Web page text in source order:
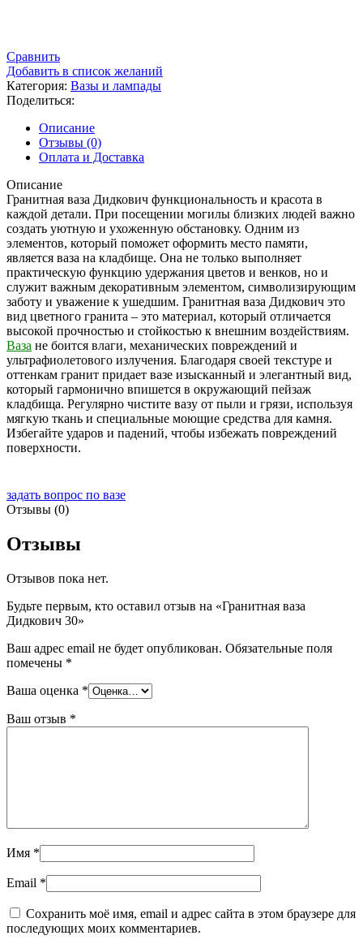
Сравнить
Добавить в список желаний
Категория: Вазы и лампады
Поделиться:
Описание
Отзывы (0)
Оплата и Доставка
Описание
Гранитная ваза Дидкович функциональность и красота в
каждой детали. При посещении могилы близких людей важно
создать уютную и ухоженную обстановку. Одним из
элементов, который поможет оформить место памяти,
является ваза на кладбище. Она не только выполняет
практическую функцию удержания цветов и венков, но и
служит важным декоративным элементом, символизирующим
заботу и уважение к ушедшим. Гранитная ваза Дидкович это
вид цветного гранита – это материал, который отличается
высокой прочностью и стойкостью к внешним воздействиям.
Ваза не боится влаги, механических повреждений и
ультрафиолетового излучения. Благодаря своей текстуре и
оттенкам гранит придает вазе изысканный и элегантный вид,
который гармонично впишется в окружающий пейзаж
кладбища. Регулярно чистите вазу от пыли и грязи, используя
мягкую ткань и специальные моющие средства для камня.
Избегайте ударов и падений, чтобы избежать повреждений
поверхности.
задать вопрос по вазе
Отзывы (0)
Отзывы
Отзывов пока нет.
Будьте первым, кто оставил отзыв на «Гранитная ваза
Дидкович 30»
Ваш адрес email не будет опубликован. Обязательные поля
помечены *
Ваша оценка *
Ваш отзыв *
Имя *
Email *
Сохранить моё имя, email и адрес сайта в этом браузере для
последующих моих комментариев.